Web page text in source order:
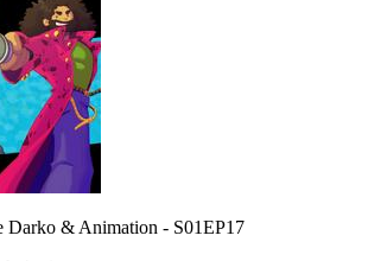
Darko & Animation - S01EP17